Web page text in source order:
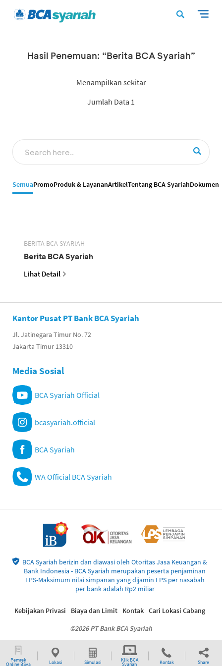
Pemrek
Online BSya Lokasi Simulasi Klik BCA
Syariah Kontak Share
Hasil Penemuan: “Berita BCA Syariah”
Menampilkan sekitar
Jumlah Data 1
SemuaPromoProduk & LayananArtikelTentang BCA SyariahDokumen
BERITA BCA SYARIAH
Berita BCA Syariah
Lihat Detail
Kantor Pusat PT Bank BCA Syariah
Jl. Jatinegara Timur No. 72
Jakarta Timur 13310
Media Sosial
BCA Syariah Official
bcasyariah.official
BCA Syariah
WA Official BCA Syariah
BCA Syariah berizin dan diawasi oleh Otoritas Jasa Keuangan &
Bank Indonesia - BCA Syariah merupakan peserta penjaminan
LPS-Maksimum nilai simpanan yang dijamin LPS per nasabah
per bank adalah Rp2 miliar
©2026 PT Bank BCA Syariah
Kebijakan Privasi Biaya dan Limit Kontak Cari Lokasi Cabang